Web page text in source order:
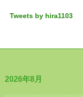
Tweets by hira1103
2026年8月